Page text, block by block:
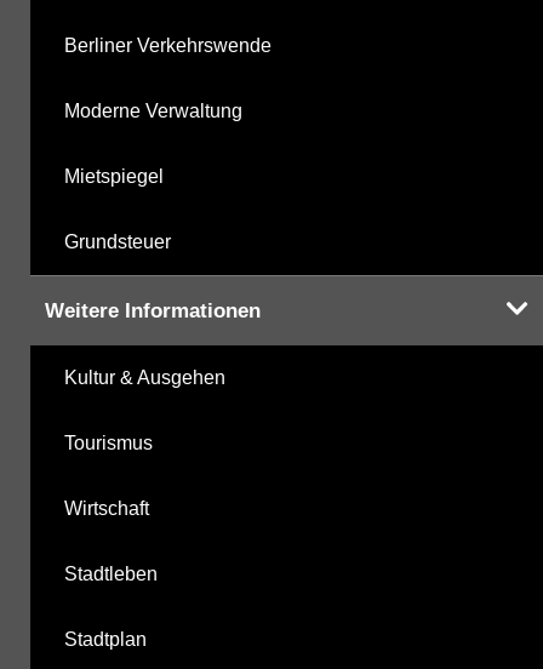
Berliner Verkehrswende
Moderne Verwaltung
Mietspiegel
Grundsteuer
Weitere Informationen
Kultur & Ausgehen
Tourismus
Wirtschaft
Stadtleben
Stadtplan